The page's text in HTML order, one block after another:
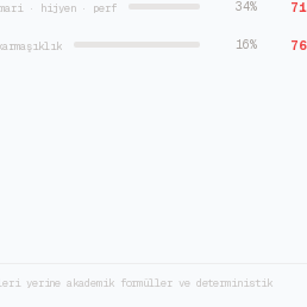
· hijyen · perf 34% 71
16% 76
yerine akademik formüller ve deterministik